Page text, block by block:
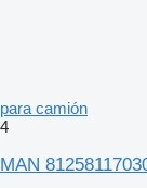
para camión
4
MAN